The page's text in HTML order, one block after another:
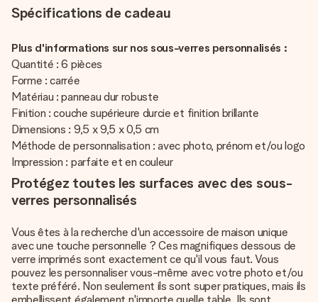
Spécifications de cadeau
Plus d'informations sur nos sous-verres personnalisés :
Quantité : 6 pièces
Forme : carrée
Matériau : panneau dur robuste
Finition : couche supérieure durcie et finition brillante
Dimensions : 9,5 x 9,5 x 0,5 cm
Méthode de personnalisation : avec photo, prénom et/ou logo
Impression : parfaite et en couleur
Protégez toutes les surfaces avec des sous-
verres personnalisés
Vous êtes à la recherche d'un accessoire de maison unique
avec une touche personnelle ? Ces magnifiques dessous de
verre imprimés sont exactement ce qu'il vous faut. Vous
pouvez les personnaliser vous-même avec votre photo et/ou
texte préféré. Non seulement ils sont super pratiques, mais ils